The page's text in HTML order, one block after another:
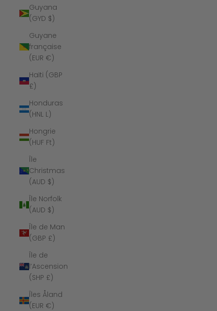
Guyana
(GYD $)
Guyane
française
(EUR €)
Haïti (GBP
£)
Honduras
(HNL L)
Hongrie
(HUF Ft)
Île
Christmas
(AUD $)
Île Norfolk
(AUD $)
Île de Man
(GBP £)
Île de
l’Ascension
(SHP £)
Îles Åland
(EUR €)